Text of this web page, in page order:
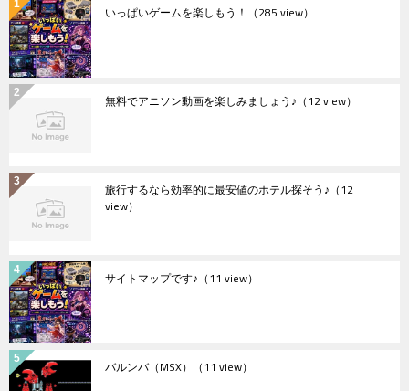
いっぱいゲームを楽しもう！ （285 view）
無料でアニソン動画を楽しみましょう♪ （12 view）
旅行するなら効率的に最安値のホテル探そう♪ （12
view）
サイトマップです♪ （11 view）
バルンバ（MSX） （11 view）